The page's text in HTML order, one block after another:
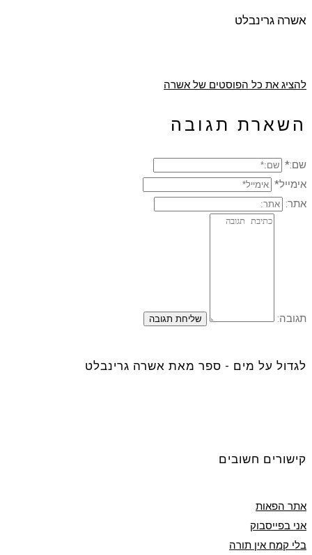
אשרה גרינבלט
להציג את כל הפוסטים של אשרה
השארת תגובה
שם:*
אימייל*
אתר:
תגובה:
לגדול על מים - ספר מאת אשרה גרינבלט
קישורים חשובים
אתר הפאות
אני בפייסבוק
בלי קמח אין תורה